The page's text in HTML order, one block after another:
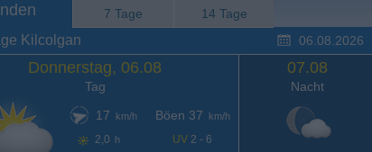
7 Tage 14 Tage
Kilcolgan 06.08.2026
Donnerstag, 06.08
Tag
17
km/h
2,0 h
Böen 37 km/h
UV 2 - 6
07.08
Nacht